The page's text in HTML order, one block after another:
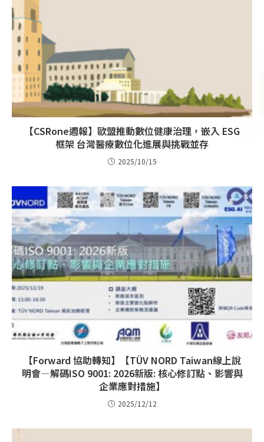
【CSRone週報】歐盟推動數位健康治理，嵌入 ESG
框架 台灣醫療數位化進展與挑戰並存
2025/10/15
【Forward 協助轉知】【TÜV NORD Taiwan線上說
明會—解碼ISO 9001: 2026新版: 核心修訂點、影響與
企業應對措施】
2025/12/12